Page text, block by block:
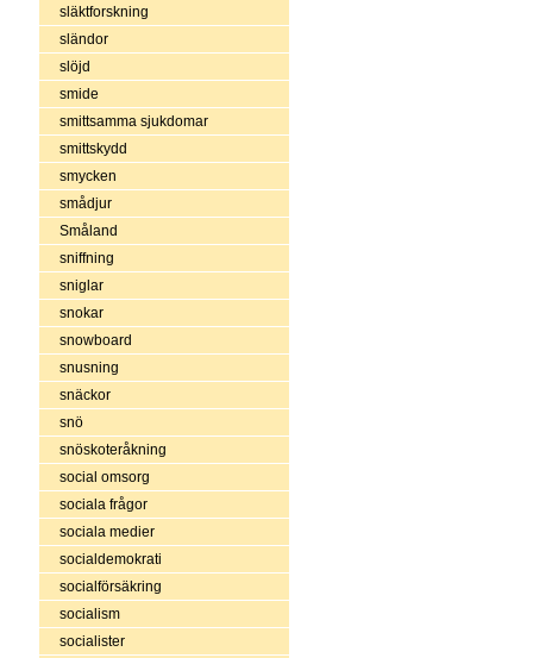
släktforskning
sländor
slöjd
smide
smittsamma sjukdomar
smittskydd
smycken
smådjur
Småland
sniffning
sniglar
snokar
snowboard
snusning
snäckor
snö
snöskoteråkning
social omsorg
sociala frågor
sociala medier
socialdemokrati
socialförsäkring
socialism
socialister